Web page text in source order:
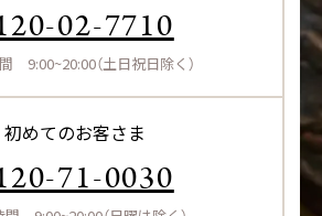
02-7710
9:00~20:00（土日祝日除く）
初めてのお客さま
71-0030